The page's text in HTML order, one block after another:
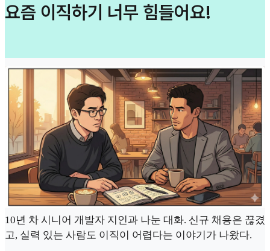
요즘 이직하기 너무 힘들어요!
10년 차 시니어 개발자 지인과 나눈 대화. 신규 채용은 끊겼
고, 실력 있는 사람도 이직이 어렵다는 이야기가 나왔다.